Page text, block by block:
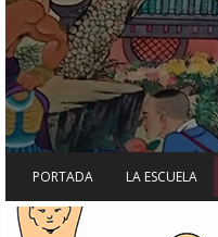
PORTADA LA ESCUELA